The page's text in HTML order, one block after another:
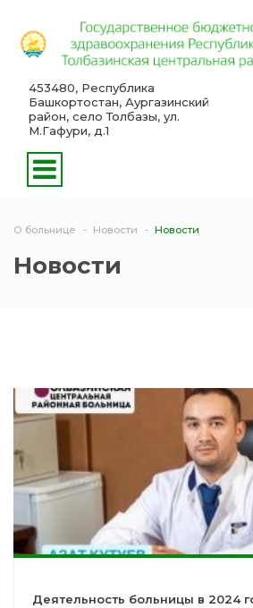
453480, Республика
Башкортостан, Аургазинский
район, село Толбазы, ул.
М.Гафури, д.1
О больнице Новости Новости
Новости
Деятельность больницы в 2024